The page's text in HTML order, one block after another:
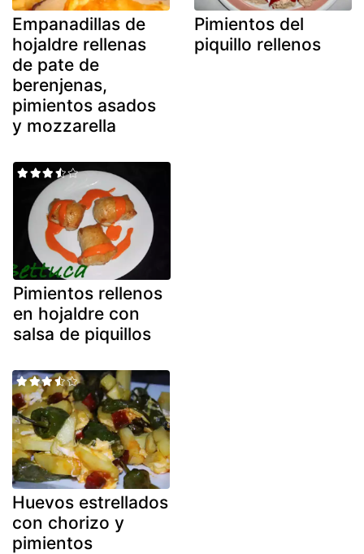
Empanadillas de
hojaldre rellenas
de pate de
berenjenas,
pimientos asados
y mozzarella
Pimientos del
piquillo rellenos
Pimientos rellenos
en hojaldre con
salsa de piquillos
Huevos estrellados
con chorizo y
pimientos